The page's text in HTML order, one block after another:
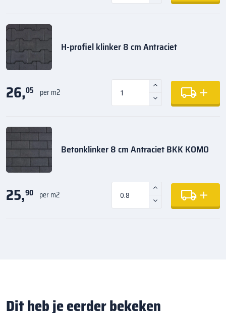
H-profiel klinker 8 cm Antraciet
26,05 per m2
Betonklinker 8 cm Antraciet BKK KOMO
25,90 per m2
Dit heb je eerder bekeken